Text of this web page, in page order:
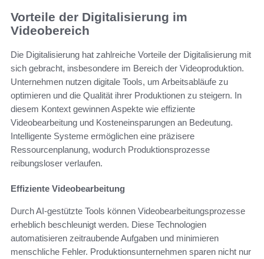
Vorteile der Digitalisierung im
Videobereich
Die Digitalisierung hat zahlreiche Vorteile der Digitalisierung mit
sich gebracht, insbesondere im Bereich der Videoproduktion.
Unternehmen nutzen digitale Tools, um Arbeitsabläufe zu
optimieren und die Qualität ihrer Produktionen zu steigern. In
diesem Kontext gewinnen Aspekte wie effiziente
Videobearbeitung und Kosteneinsparungen an Bedeutung.
Intelligente Systeme ermöglichen eine präzisere
Ressourcenplanung, wodurch Produktionsprozesse
reibungsloser verlaufen.
Effiziente Videobearbeitung
Durch AI-gestützte Tools können Videobearbeitungsprozesse
erheblich beschleunigt werden. Diese Technologien
automatisieren zeitraubende Aufgaben und minimieren
menschliche Fehler. Produktionsunternehmen sparen nicht nur